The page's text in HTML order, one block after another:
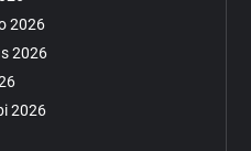
2026
2026
2026